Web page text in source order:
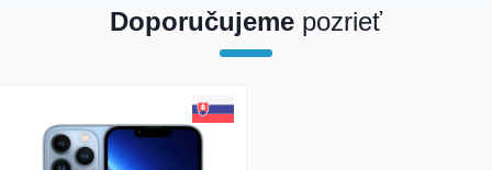
Doporučujeme pozrieť